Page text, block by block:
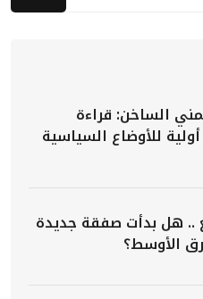
الساخن: قراءة
للأوضاع السياسية
.. هل بدأت صفقة جديدة
الأوسط؟